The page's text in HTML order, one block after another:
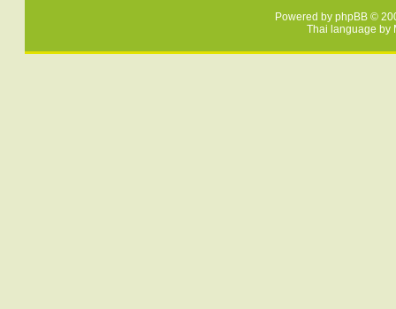
Powered by phpBB ©
Thai language by